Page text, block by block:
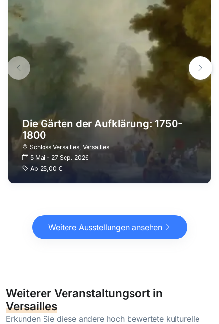
Die Gärten der Aufklärung: 1750-
1800
Schloss Versailles, Versailles
5 Mai - 27 Sep. 2026
Ab 25,00 €
Weitere Ausstellungen ansehen
Weiterer Veranstaltungsort in
Versailles
Erkunden Sie diese andere hoch bewertete kulturelle